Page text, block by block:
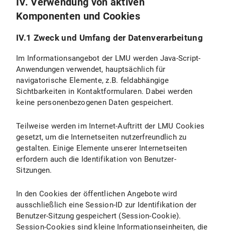
Komponenten und Cookies
IV.1 Zweck und Umfang der Datenverarbeitung
Im Informationsangebot der LMU werden Java-Script-
Anwendungen verwendet, hauptsächlich für
navigatorische Elemente, z.B. feldabhängige
Sichtbarkeiten in Kontaktformularen. Dabei werden
keine personenbezogenen Daten gespeichert.
Teilweise werden im Internet-Auftritt der LMU Cookies
gesetzt, um die Internetseiten nutzerfreundlich zu
gestalten. Einige Elemente unserer Internetseiten
erfordern auch die Identifikation von Benutzer-
Sitzungen.
In den Cookies der öffentlichen Angebote wird
ausschließlich eine Session-ID zur Identifikation der
Benutzer-Sitzung gespeichert (Session-Cookie).
Session-Cookies sind kleine Informationseinheiten, die